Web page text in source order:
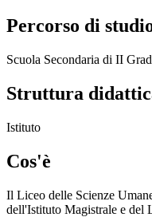
Percorso di
Scuola Secondaria di II
Struttura
Istituto
Cos'è
Il Liceo delle Scienze
dell'Istituto Magistrale e del